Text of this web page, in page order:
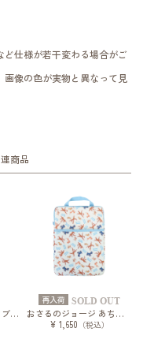
仕様が若干変わる場合がご
像の色が実物と異なって見
商品
おさるのジョージ タブレットケース アルファベット絵本
再入荷 SOLD OUT
おさるのジョージ あちこちアニマル タブレットケース
¥ 1,650 （税込）